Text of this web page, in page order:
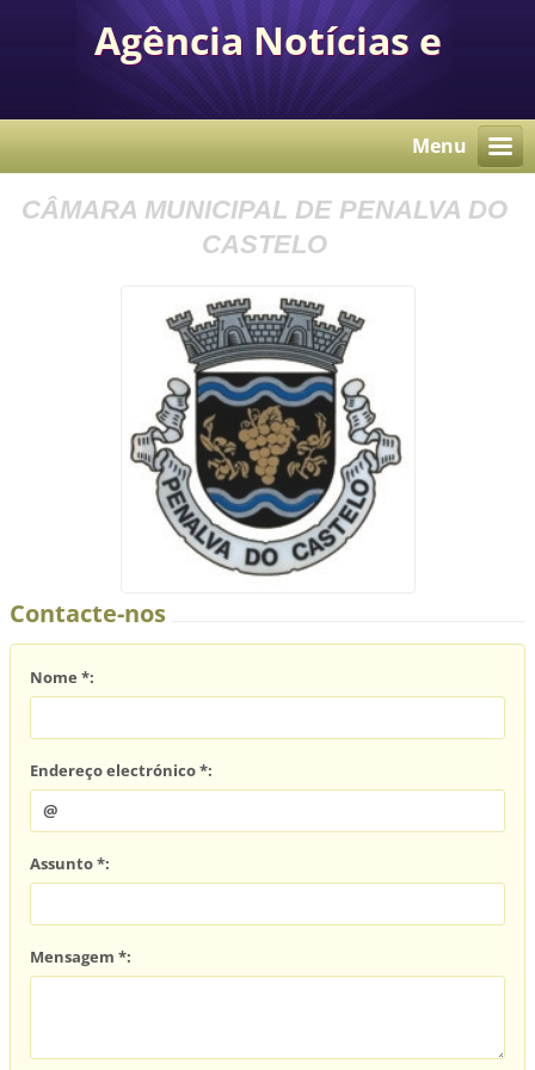
Agência Notícias e
Comunicação Autárquica
Menu
CÂMARA MUNICIPAL DE PENALVA DO
CASTELO
Contacte-nos
Nome *:
Endereço electrónico *:
Assunto *:
Mensagem *: